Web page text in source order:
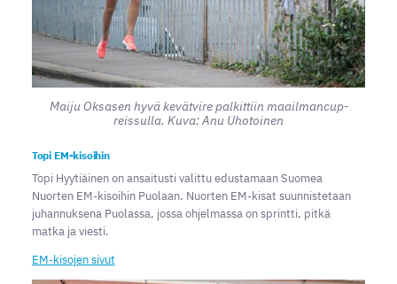
Maiju Oksasen hyvä kevätvire palkittiin maailmancup-
reissulla. Kuva: Anu Uhotoinen
Topi EM-kisoihin
Topi Hyytiäinen on ansaitusti valittu edustamaan Suomea
Nuorten EM-kisoihin Puolaan. Nuorten EM-kisat suunnistetaan
juhannuksena Puolassa, jossa ohjelmassa on sprintti, pitkä
matka ja viesti.
EM-kisojen sivut